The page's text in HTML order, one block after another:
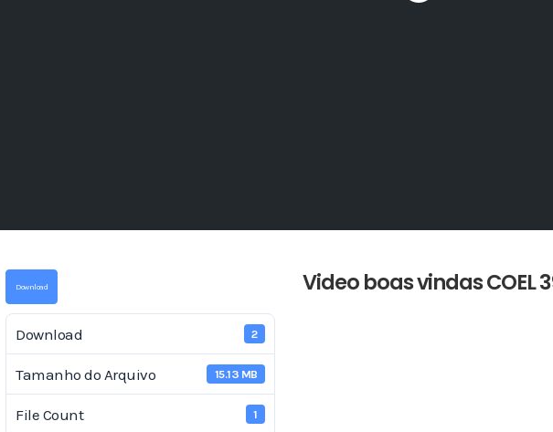
Download
Download 2
Tamanho do Arquivo 15.13 MB
File Count 1
Video boas vindas COEL